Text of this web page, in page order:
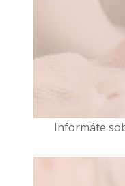
Informáte